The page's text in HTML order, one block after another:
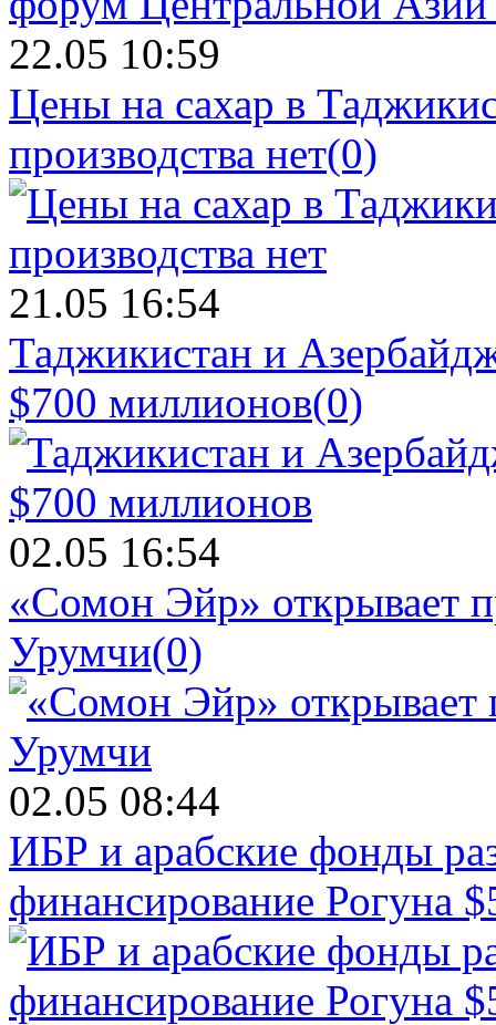
22.05 10:59
Цены на сахар в
производства нет(0)
21.05 16:54
Таджикистан и
$700 миллионов(0)
02.05 16:54
«Сомон Эйр» открывает
Урумчи(0)
02.05 08:44
ИБР и арабские фонды
финансирование Рогуна